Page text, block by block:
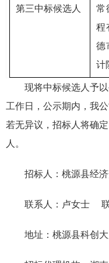
第三中标候选人
常
程
德
计
现将中标候选人予
工作日，公示期内，我
若无异议，招标人将确
人。
招标人：桃源县经
联系人：卢女士
地址：桃源县科创